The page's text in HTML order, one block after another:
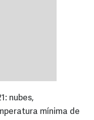
nubes,
mínima de